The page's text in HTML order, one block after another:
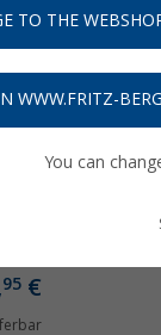
95 €
TO THE
WWW.FRITZ-
You can